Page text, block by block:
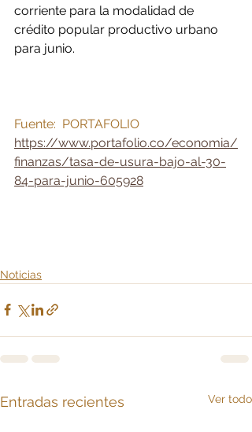
corriente para la modalidad de
crédito popular productivo urbano
para junio.
Fuente:  PORTAFOLIO
https://www.portafolio.co/economia/
finanzas/tasa-de-usura-bajo-al-30-
84-para-junio-605928
Noticias
Entradas recientes Ver todo